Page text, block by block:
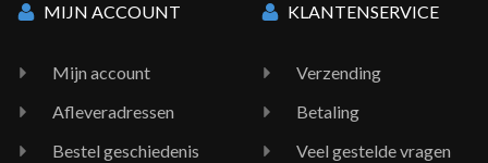
MIJN ACCOUNT
Mijn account
Afleveradressen
Bestel geschiedenis
KLANTENSERVICE
Verzending
Betaling
Veel gestelde vragen